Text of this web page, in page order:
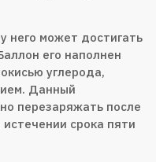
него может достигать
его наполнен
углерода,
Данный
перезаряжать после
срока пяти